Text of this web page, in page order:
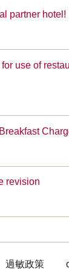
partner hotel!
use of
revision
過敏政策